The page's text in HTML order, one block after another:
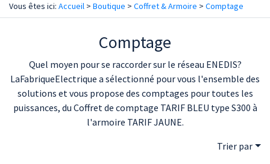
Vous êtes ici: Accueil > Boutique > Coffret & Armoire > Comptage
Comptage
Quel moyen pour se raccorder sur le réseau ENEDIS?
LaFabriqueElectrique a sélectionné pour vous l'ensemble des
solutions et vous propose des comptages pour toutes les
puissances, du Coffret de comptage TARIF BLEU type S300 à
l'armoire TARIF JAUNE.
Trier par